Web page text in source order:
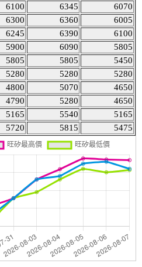
6100 6345
6070
6300 6360
6005
6245 6390
6100
5900 6090
5805
5805 5805
5450
5280 5280
5280
4800 5070
4650
4790 5280
4650
5165 5540
5165
5720 5815 5475